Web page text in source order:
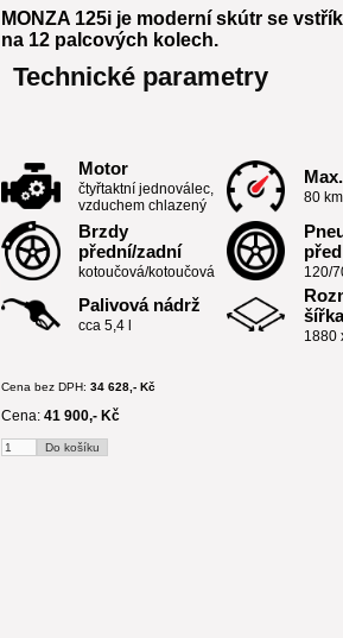
MONZA 125i je moderní skútr se
na 12 palcových kolech.
Technické parametry
Motor
čtyřtaktní jednoválec,
vzduchem chlazený
80
Brzdy
přední/zadní
kotoučová/kotoučová 120/
Palivová nádrž
cca 5,4 l
1880
Cena bez DPH: 34 628,- Kč
Cena: 41 900,- Kč